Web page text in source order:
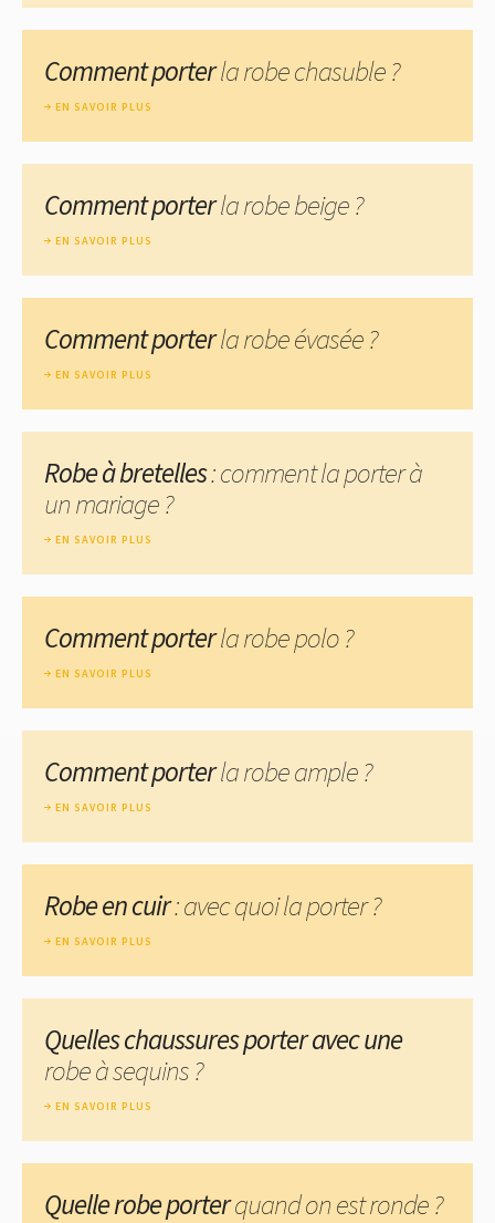
Comment porterla robe chasuble ?
EN SAVOIR PLUS
Comment porterla robe beige ?
EN SAVOIR PLUS
Comment porterla robe évasée ?
EN SAVOIR PLUS
Robe à bretelles: comment la porter à
un mariage ?
EN SAVOIR PLUS
Comment porterla robe polo ?
EN SAVOIR PLUS
Comment porterla robe ample ?
EN SAVOIR PLUS
Robe en cuir: avec quoi la porter ?
EN SAVOIR PLUS
Quelles chaussures porter avec une
robe à sequins ?
EN SAVOIR PLUS
Quelle robe porterquand on est ronde ?